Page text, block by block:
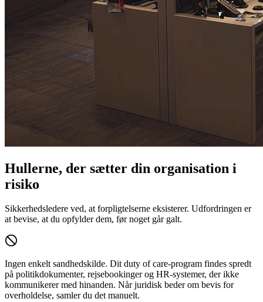
Hullerne, der sætter din organisation i
risiko
Sikkerhedsledere ved, at forpligtelserne eksisterer. Udfordringen er
at bevise, at du opfylder dem, før noget går galt.
Ingen enkelt sandhedskilde. Dit duty of care-program findes spredt
på politikdokumenter, rejsebookinger og HR-systemer, der ikke
kommunikerer med hinanden. Når juridisk beder om bevis for
overholdelse, samler du det manuelt.